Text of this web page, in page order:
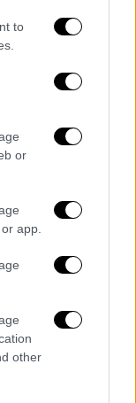
to
or
app.
other
και από
στυλ που
της
όπου
εκφράζει
hip-hop.
να
θαυμαστών.
τον Ahmed
σημείωσε
και την
(Ελλάδα